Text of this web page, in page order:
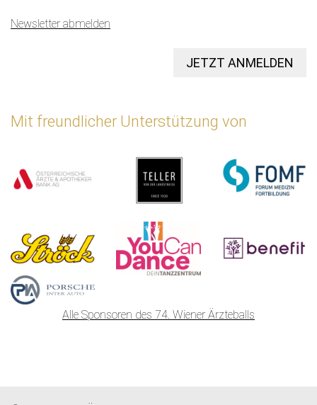
Newsletter abmelden
JETZT ANMELDEN
Mit freundlicher Unterstützung von
Alle Sponsoren des 74. Wiener Ärzteballs